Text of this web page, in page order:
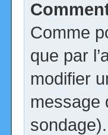
Comme
que par
modifier
message